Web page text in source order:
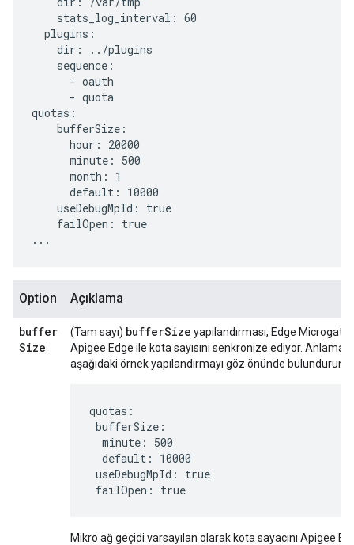
    stats_log_interval: 60
  plugins:
    dir: ../plugins
    sequence:
      - oauth
      - quota
quotas:
    bufferSize:
      hour: 20000
      minute: 500
      month: 1
      default: 10000
    useDebugMpId: true
    failOpen: true
...
Option Açıklama
buffer
Size
(Tam sayı) bufferSize yapılandırması, Edge
Apigee Edge ile kota sayısını senkronize ediyor.
aşağıdaki örnek yapılandırmayı göz önünde bulundurun:
quotas:
bufferSize:
  minute: 500
  default: 10000
useDebugMpId: true
failOpen: true
Mikro ağ geçidi varsayılan olarak kota sayacını Apigee